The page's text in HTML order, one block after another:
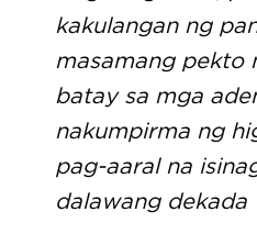
kakulangan ng
masamang pekto
batay sa mga
nakumpirma ng
pag-aaral na
dalawang dekada